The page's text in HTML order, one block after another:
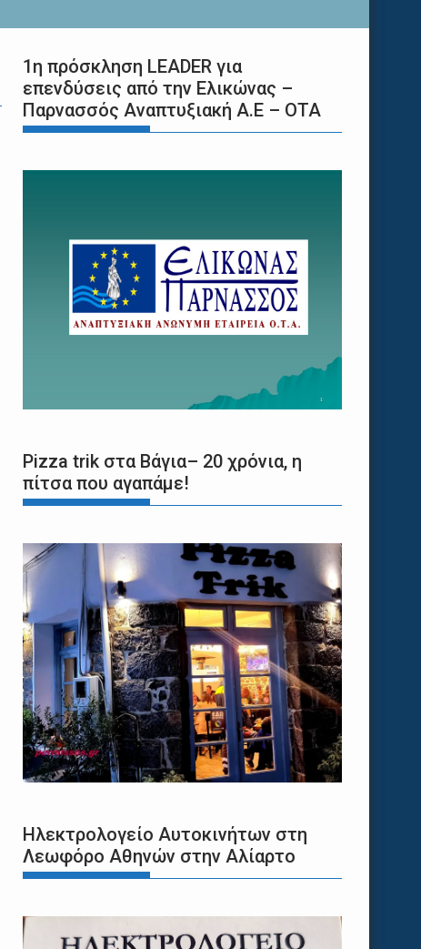
1η πρόσκληση LEADER για
επενδύσεις από την Ελικώνας –
Παρνασσός Αναπτυξιακή Α.Ε – ΟΤΑ
Pizza trik στα Βάγια– 20 χρόνια, η
πίτσα που αγαπάμε!
Ηλεκτρολογείο Αυτοκινήτων στη
Λεωφόρο Αθηνών στην Αλίαρτο